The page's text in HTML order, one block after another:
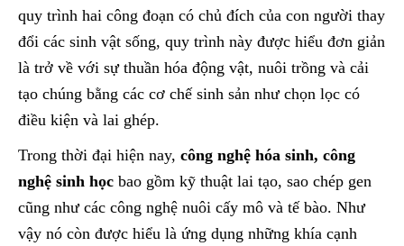
quy trình hai công đoạn có chủ đích của con người thay
đổi các sinh vật sống, quy trình này được hiểu đơn giản
là trở về với sự thuần hóa động vật, nuôi trồng và cải
tạo chúng bằng các cơ chế sinh sản như chọn lọc có
điều kiện và lai ghép.
Trong thời đại hiện nay, công nghệ hóa sinh, công
nghệ sinh học bao gồm kỹ thuật lai tạo, sao chép gen
cũng như các công nghệ nuôi cấy mô và tế bào. Như
vậy nó còn được hiểu là ứng dụng những khía cạnh